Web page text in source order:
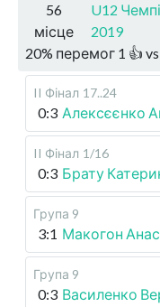
56
місце
U12
2019
20% перемог 1 👍 vs
II Фінал 17..24
0:3 Алексєєнко
II Фінал 1/16
0:3 Брату
Група 9
3:1 Макогон
Група 9
0:3 Василенко